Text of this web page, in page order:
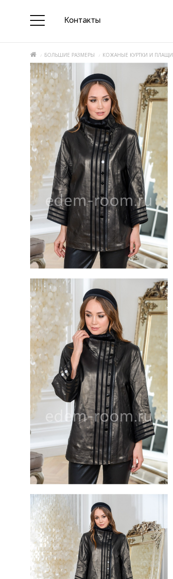
Контакты
БОЛЬШИЕ РАЗМЕРЫ КОЖАНЫЕ КУРТКИ И ПЛАЩИ